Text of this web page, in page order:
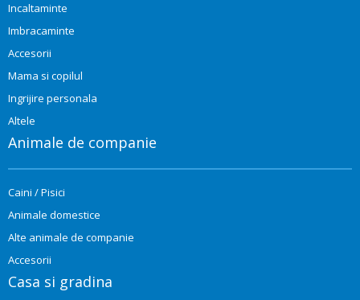
Incaltaminte
Imbracaminte
Accesorii
Mama si copilul
Ingrijire personala
Altele
Animale de companie
Caini / Pisici
Animale domestice
Alte animale de companie
Accesorii
Casa si gradina